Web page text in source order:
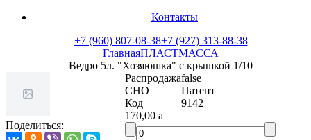
Контакты
+7 (960) 807-08-38+7 (927) 313-88-38
ГлавнаяПЛАСТМАССА
Ведро 5л. "Хозяюшка" с крышкой 1/10
Поделиться:
Распродажаfalse
СНО
Патент
Код
9142
170,00a